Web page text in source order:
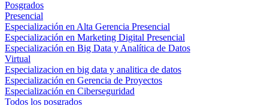
Posgrados
Presencial
Especialización en Alta Gerencia Presencial
Especialización en Marketing Digital Presencial
Especialización en Big Data y Analítica de Datos
Virtual
Especializacion en big data y analitica de datos
Especialización en Gerencia de Proyectos
Especialización en Ciberseguridad
Todos los posgrados